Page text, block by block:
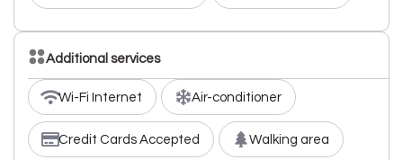
Additional services
Wi-Fi Internet Air-conditioner
Credit Cards Accepted Walking area